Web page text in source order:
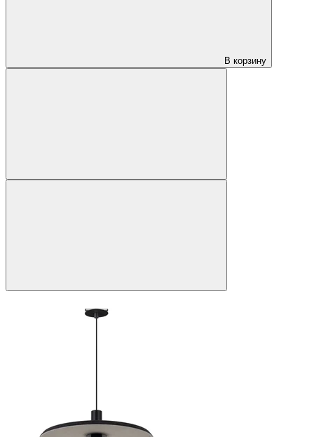
В корзину